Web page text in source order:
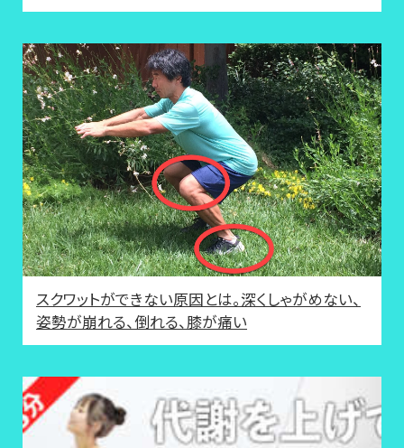
スクワットができない原因とは。深くしゃがめない、
姿勢が崩れる、倒れる、膝が痛い